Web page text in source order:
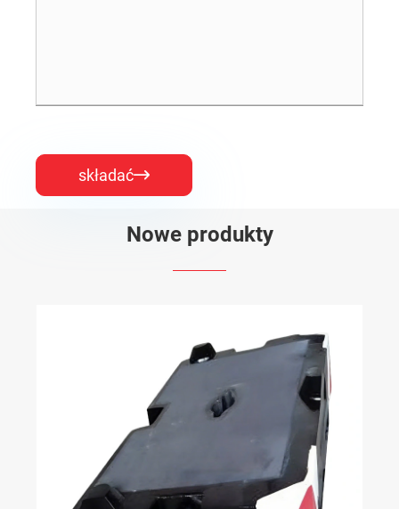
składać
Nowe produkty